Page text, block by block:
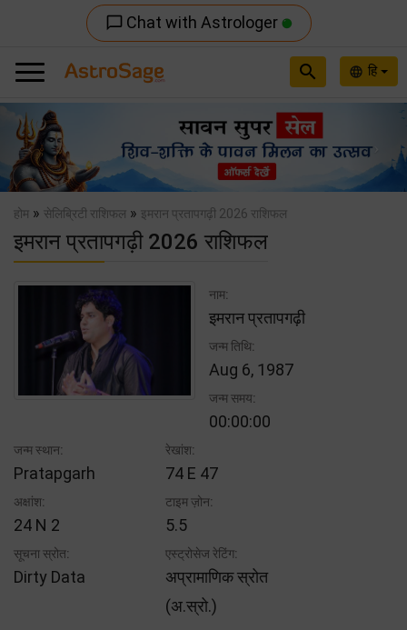
chat_bubble_outline Chat with Astrologer
language हि
search
Previous
होम » सेलिब्रिटी राशिफल » इमरान प्रतापगढ़ी 2026 राशिफल
इमरान प्रतापगढ़ी 2026 राशिफल
नाम:
इमरान प्रतापगढ़ी
जन्म तिथि:
Aug 6, 1987
जन्म समय:
00:00:00
जन्म स्थान:
Pratapgarh
रेखांश:
74 E 47
अक्षांश:
24 N 2
टाइम ज़ोन:
5.5
सूचना स्रोत:
Dirty Data
एस्ट्रोसेज रेटिंग:
अप्रामाणिक स्रोत
(अ.स्रो.)